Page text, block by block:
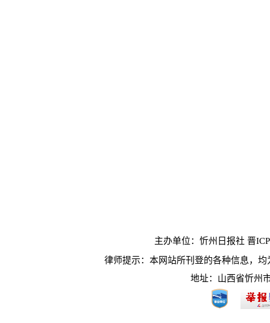
主办单位：忻州日报社 晋
律师提示：本网站所刊登的各种信息，
地址：山西省忻州